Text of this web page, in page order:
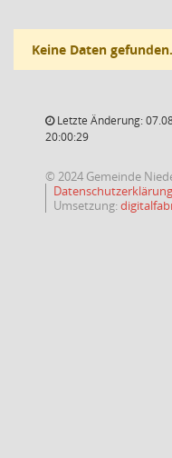
Keine Daten gefunden.
Letzte Änderung:
20:00:29
© 2024 Gemeinde
Datenschutzerklärung
Umsetzung: